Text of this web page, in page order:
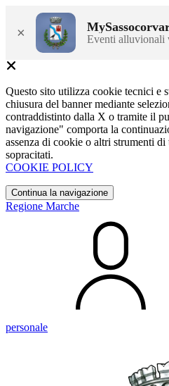
× Eventi alluvionali
Questo sito utilizza cookie tecnici e
chiusura del banner mediante
contraddistinto dalla X o tramite il
navigazione" comporta la
assenza di cookie o altri strumenti
sopracitati.
COOKIE POLICY
Continua la navigazione
Regione Marche
personale